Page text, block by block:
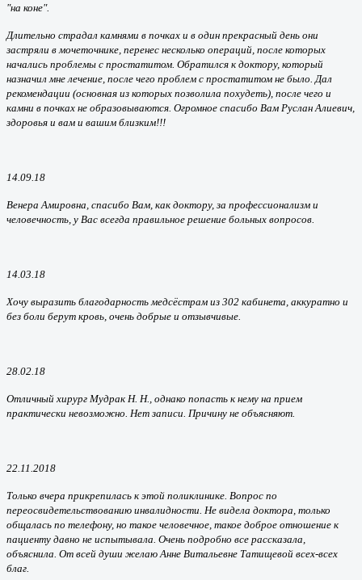
"на коне".
Длительно страдал камнями в почках и в один прекрасный день они
застряли в мочеточнике, перенес несколько операций, после которых
начались проблемы с простатитом. Обратился к доктору, который
назначил мне лечение, после чего проблем с простатитом не было. Дал
рекомендации (основная из которых позволила похудеть), после чего и
камни в почках не образовываются. Огромное спасибо Вам Руслан Алиевич,
здоровья и вам и вашим близким!!!
14.09.18
Венера Амировна, спасибо Вам, как доктору, за профессионализм и
человечность, у Вас всегда правильное решение больных вопросов.
14.03.18
Хочу выразить благодарность медсёстрам из 302 кабинета, аккуратно и
без боли берут кровь, очень добрые и отзывчивые.
28.02.18
Отличный хирург Мудрак Н. Н., однако попасть к нему на прием
практически невозможно. Нет записи. Причину не объясняют.
22.11.2018
Только вчера прикрепилась к этой поликлинике. Вопрос по
переосвидетельствованию инвалидности. Не видела доктора, только
общалась по телефону, но такое человечное, такое доброе отношение к
пациенту давно не испытывала. Очень подробно все рассказала,
объяснила. От всей души желаю Анне Витальевне Татищевой всех-всех
благ.